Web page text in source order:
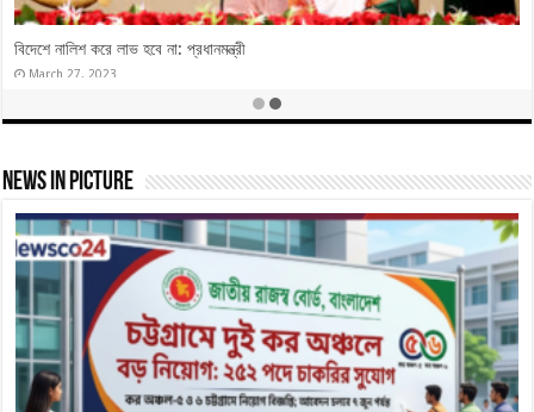
December 28, 2023
News In Picture